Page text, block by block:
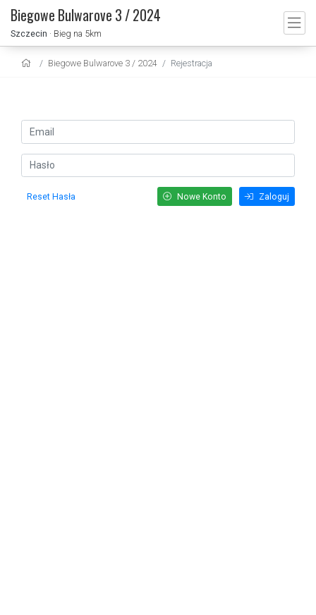
Biegowe Bulwarove 3 / 2024
Szczecin · Bieg na 5km
Biegowe Bulwarove 3 / 2024 Rejestracja
Zaloguj
Nowe Konto
Reset Hasła